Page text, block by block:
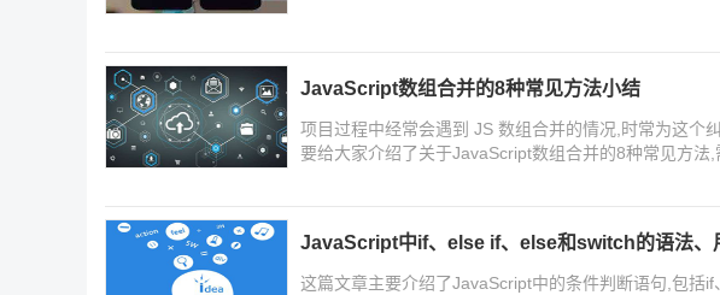
JavaScript数组合并的8种常见方法小结
项目过程中经常会遇到 JS 数组合并的情况,时常为这个
要给大家介绍了关于JavaScript数组合并的8种常见方法
JavaScript中if、else if、else和switch的语法、
这篇文章主要介绍了JavaScript中的条件判断语句,包括